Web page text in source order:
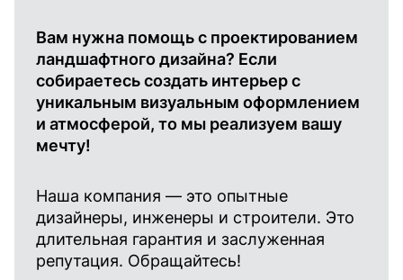
Вам нужна помощь с проектированием
ландшафтного дизайна? Если
собираетесь создать интерьер с
уникальным визуальным оформлением
и атмосферой, то мы реализуем вашу
мечту!
Наша компания — это опытные
дизайнеры, инженеры и строители. Это
длительная гарантия и заслуженная
репутация. Обращайтесь!